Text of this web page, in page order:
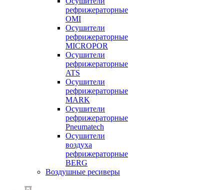
рефрижераторные
OMI
Осушители
рефрижераторные
MICROPOR
Осушители
рефрижераторные
ATS
Осушители
рефрижераторные
MARK
Осушители
рефрижераторные
Pneumatech
Осушители
воздуха
рефрижераторные
BERG
Воздушные ресиверы